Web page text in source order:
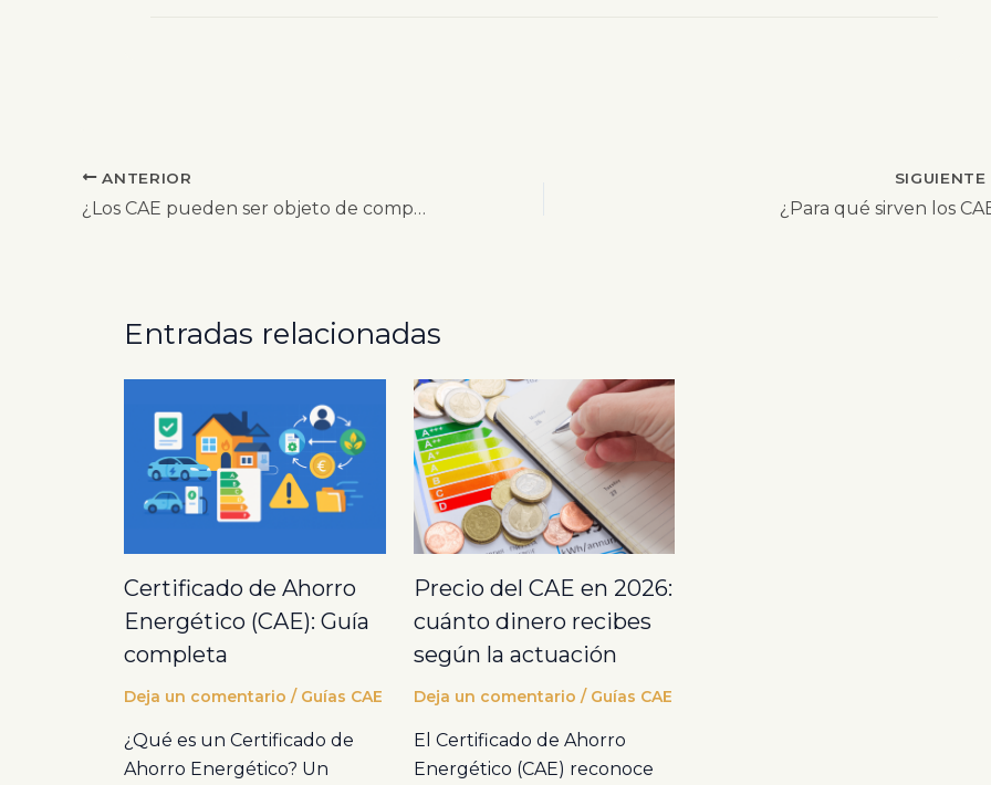
ANTERIOR
¿Los CAE pueden ser objeto de compraventa?
SIGUIENTE
¿Para qué sirven los
Entradas relacionadas
Certificado de Ahorro
Energético (CAE): Guía
completa
Deja un comentario / Guías CAE
¿Qué es un Certificado de
Ahorro Energético? Un
Precio del CAE en 2026:
cuánto dinero recibes
según la actuación
Deja un comentario / Guías CAE
El Certificado de Ahorro
Energético (CAE) reconoce